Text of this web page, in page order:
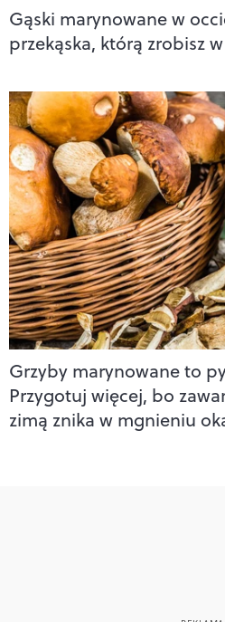
Gąski marynowane w
przekąska, którą zrobisz
Grzyby marynowane to
Przygotuj więcej, bo
zimą znika w mgnieniu